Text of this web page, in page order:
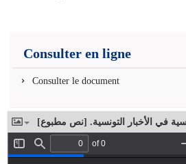
Consulter en ligne
Consulter le document
في الأخبار التونسية‏. ‏[نص مطبوع]